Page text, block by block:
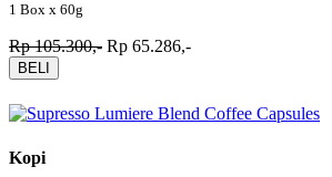
1 Box x 60g
Rp 105.300,- Rp 65.286,-
BELI
Kopi